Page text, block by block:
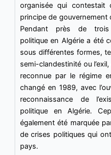
organisée qui
principe de gouvernement
Pendant près de trois
politique en Algérie a été
sous différentes formes,
semi-clandestinité ou
reconnue par le régime
changé en 1989, avec
reconnaissance de
politique en Algérie.
également été marquée
de crises politiques qui
pays.